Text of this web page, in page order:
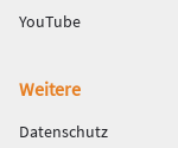
YouTube
Weitere
Datenschutz